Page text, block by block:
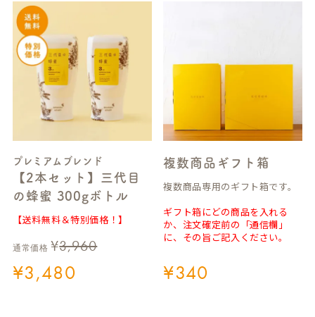
プレミアムブレンド
【2本セット】三代目
の蜂蜜 300gボトル
【送料無料＆特別価格！】
通常価格 ¥3,960
¥3,480
複数商品ギフト箱
複数商品専用のギフト箱です。
ギフト箱にどの商品を入れる
か、注文確定前の「通信欄」
に、その旨ご記入ください。
¥340